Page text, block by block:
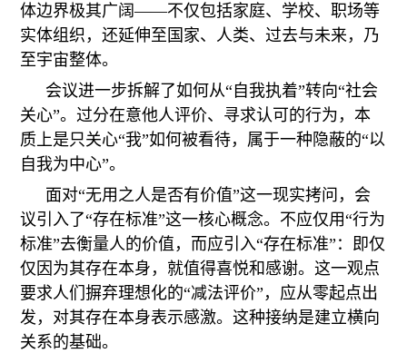
体边界极其广阔——不仅包括家庭、学校、职场等
实体组织，还延伸至国家、人类、过去与未来，乃
至宇宙整体。
会议进一步拆解了如何从“自我执着”转向“社会
关心”。过分在意他人评价、寻求认可的行为，本
质上是只关心“我”如何被看待，属于一种隐蔽的“以
自我为中心”。
面对“无用之人是否有价值”这一现实拷问，会
议引入了“存在标准”这一核心概念。不应仅用“行为
标准”去衡量人的价值，而应引入“存在标准”：即仅
仅因为其存在本身，就值得喜悦和感谢。这一观点
要求人们摒弃理想化的“减法评价”，应从零起点出
发，对其存在本身表示感激。这种接纳是建立横向
关系的基础。